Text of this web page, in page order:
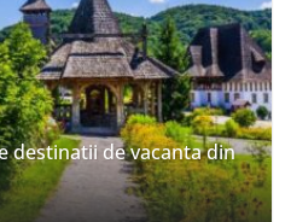
destinatii de vacanta din